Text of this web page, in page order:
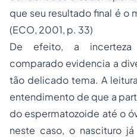
que seu resultado final é o
(ECO, 2001, p. 33)
De efeito, a
comparado evidencia a
tão delicado tema. A
entendimento de que a
do espermatozoide até o
neste caso, o nascituro